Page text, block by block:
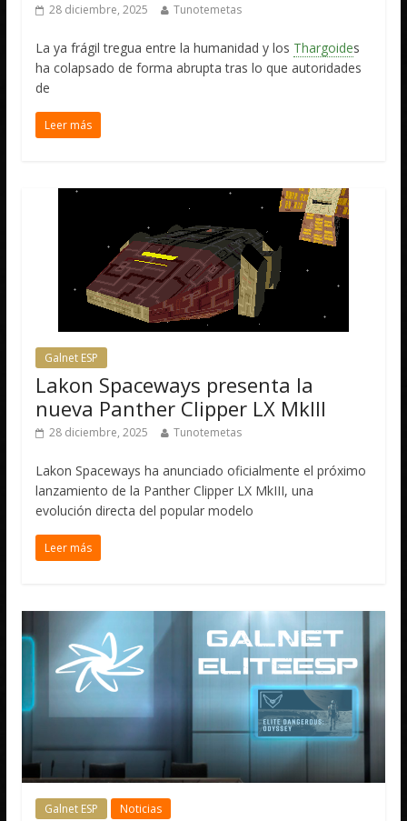
28 diciembre, 2025 Tunotemetas
La ya frágil tregua entre la humanidad y los Thargoides
ha colapsado de forma abrupta tras lo que autoridades
de
Leer más
Galnet ESP
Lakon Spaceways presenta la
nueva Panther Clipper LX MkIII
28 diciembre, 2025 Tunotemetas
Lakon Spaceways ha anunciado oficialmente el próximo
lanzamiento de la Panther Clipper LX MkIII, una
evolución directa del popular modelo
Leer más
Galnet ESP Noticias